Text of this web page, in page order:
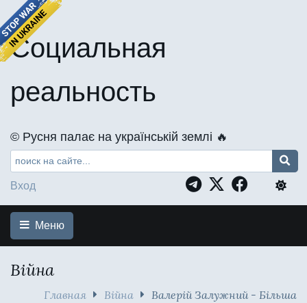
Социальная
реальность
©️ Русня палає на українській землі 🔥
Вход
Меню
Війна
Главная Війна
Валерій Залужний - Більша